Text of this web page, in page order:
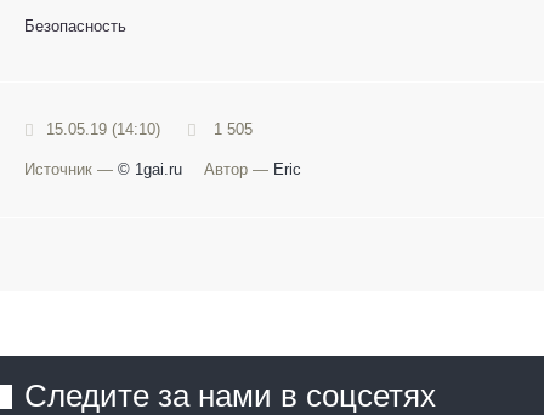
Безопасность
15.05.19 (14:10) 1 505
Источник — © 1gai.ru Автор — Eric
Следите за нами в соцсетях